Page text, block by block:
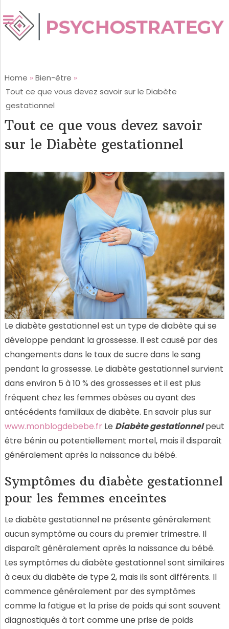
Home » Bien-être »
Tout ce que vous devez savoir sur le Diabète
gestationnel
Tout ce que vous devez savoir
sur le Diabète gestationnel
Le diabète gestationnel est un type de diabète qui se
développe pendant la grossesse. Il est causé par des
changements dans le taux de sucre dans le sang
pendant la grossesse. Le diabète gestationnel survient
dans environ 5 à 10 % des grossesses et il est plus
fréquent chez les femmes obèses ou ayant des
antécédents familiaux de diabète. En savoir plus sur
www.monblogdebebe.fr Le Diabète gestationnelpeut
être bénin ou potentiellement mortel, mais il disparaît
généralement après la naissance du bébé.
Symptômes du diabète gestationnel
pour les femmes enceintes
Le diabète gestationnel ne présente généralement
aucun symptôme au cours du premier trimestre. Il
disparaît généralement après la naissance du bébé.
Les symptômes du diabète gestationnel sont similaires
à ceux du diabète de type 2, mais ils sont différents. Il
commence généralement par des symptômes
comme la fatigue et la prise de poids qui sont souvent
diagnostiqués à tort comme une prise de poids